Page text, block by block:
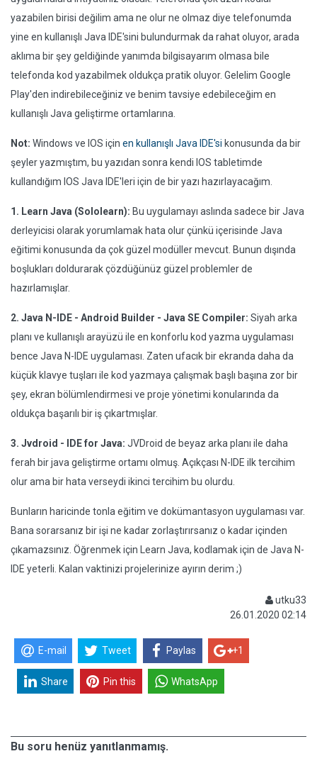
yazabilen birisi değilim ama ne olur ne olmaz diye telefonumda
yine en kullanışlı Java IDE'sini bulundurmak da rahat oluyor, arada
aklıma bir şey geldiğinde yanımda bilgisayarım olmasa bile
telefonda kod yazabilmek oldukça pratik oluyor. Gelelim Google
Play'den indirebileceğiniz ve benim tavsiye edebileceğim en
kullanışlı Java geliştirme ortamlarına.
Not: Windows ve IOS için en kullanışlı Java IDE'si konusunda da bir
şeyler yazmıştım, bu yazıdan sonra kendi IOS tabletimde
kullandığım IOS Java IDE'leri için de bir yazı hazırlayacağım.
1. Learn Java (Sololearn): Bu uygulamayı aslında sadece bir Java
derleyicisi olarak yorumlamak hata olur çünkü içerisinde Java
eğitimi konusunda da çok güzel modüller mevcut. Bunun dışında
boşlukları doldurarak çözdüğünüz güzel problemler de
hazırlamışlar.
2. Java N-IDE - Android Builder - Java SE Compiler: Siyah arka
planı ve kullanışlı arayüzü ile en konforlu kod yazma uygulaması
bence Java N-IDE uygulaması. Zaten ufacık bir ekranda daha da
küçük klavye tuşları ile kod yazmaya çalışmak başlı başına zor bir
şey, ekran bölümlendirmesi ve proje yönetimi konularında da
oldukça başarılı bir iş çıkartmışlar.
3. Jvdroid - IDE for Java: JVDroid de beyaz arka planı ile daha
ferah bir java geliştirme ortamı olmuş. Açıkçası N-IDE ilk tercihim
olur ama bir hata verseydi ikinci tercihim bu olurdu.
Bunların haricinde tonla eğitim ve dokümantasyon uygulaması var.
Bana sorarsanız bir işi ne kadar zorlaştırırsanız o kadar içinden
çıkamazsınız. Öğrenmek için Learn Java, kodlamak için de Java N-
IDE yeterli. Kalan vaktinizi projelerinize ayırın derim ;)
utku33
26.01.2020 02:14
E-mail Tweet Paylas +1
Share Pin this WhatsApp
Bu soru henüz yanıtlanmamış.